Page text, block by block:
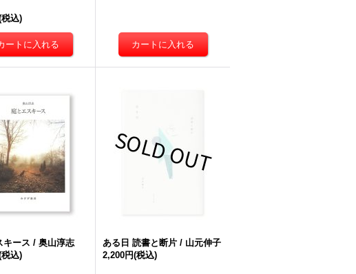
税込)
キース / 奥山淳志
税込)
ある日 読書と断片 / 山元伸子
2,200円(税込)